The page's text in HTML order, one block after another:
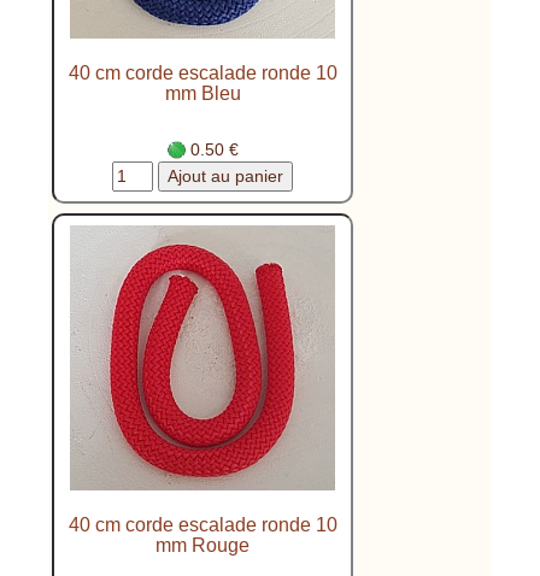
40 cm corde escalade ronde 10
mm Bleu
0.50 €
40 cm corde escalade ronde 10
mm Rouge